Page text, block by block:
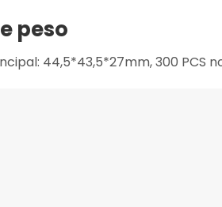
peso
44,5*43,5*27mm, 300 PCS